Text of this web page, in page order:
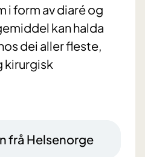
i form av diaré og
kan halda
dei aller fleste,
kirurgisk
frå Helsenorge